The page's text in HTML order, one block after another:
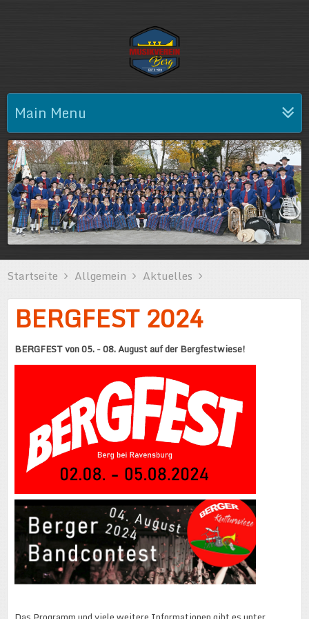
Main Menu
Startseite Allgemein Aktuelles
BERGFEST 2024
BERGFEST von 05. - 08. August auf der Bergfestwiese!